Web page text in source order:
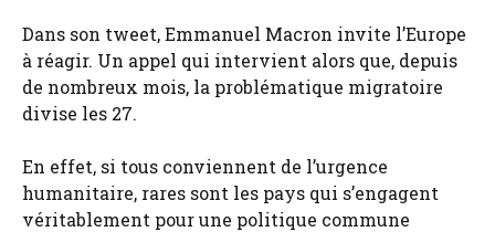
Dans son tweet, Emmanuel Macron invite l’Europe
à réagir. Un appel qui intervient alors que, depuis
de nombreux mois, la problématique migratoire
divise les 27.
En effet, si tous conviennent de l’urgence
humanitaire, rares sont les pays qui s’engagent
véritablement pour une politique commune